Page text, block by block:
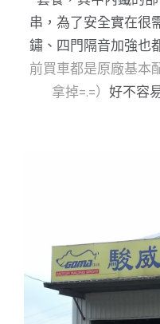
串，為了安全實在很
鏽、四門隔音加強也
前買車都是原廠基本
拿掉=.=） 好不容